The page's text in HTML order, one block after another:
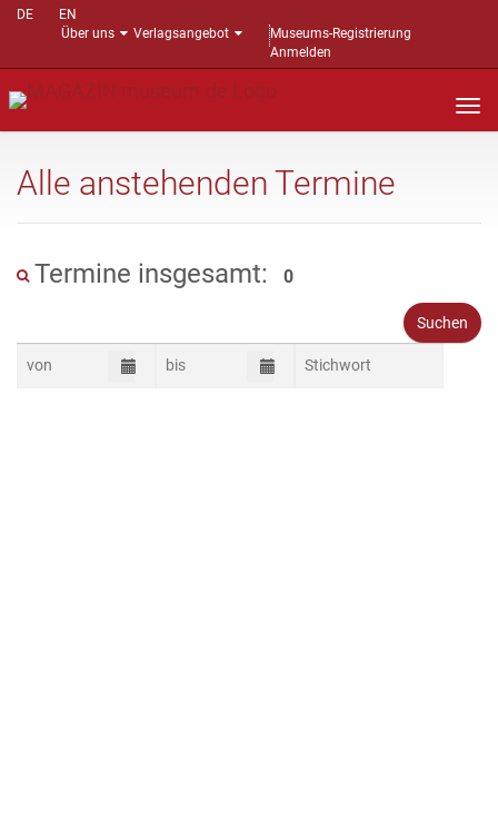
DE
EN
Über uns
Verlagsangebot
Museums-Registrierung
Anmelden
Alle anstehenden Termine
Termine insgesamt: 0